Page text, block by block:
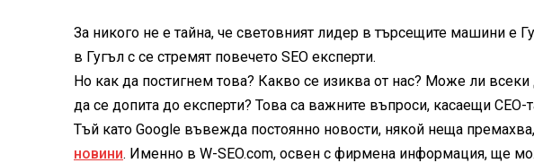
За никого не е тайна, че световният лидер в търсещите машини е
в Гугъл с се стремят повечето SEO експерти.
Но как да постигнем това? Какво се изиква от нас? Може ли всеки
да се допита до експерти? Това са важните въпроси, касаещи
Тъй като Google въвежда постоянно новости, някой неща
новини. Именно в W-SEO.com, освен с фирмена информация, ще